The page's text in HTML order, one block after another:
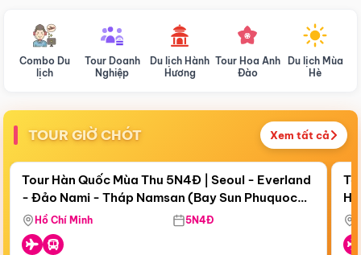
Combo Du
lịch
Tour Doanh
Nghiệp
Du lịch Hành
Hương
Tour Hoa Anh
Đào
Du lịch Mùa
Hè
TOUR GIỜ CHÓT Xem tất cả
Còn18 ngày 13:19:04
Bay Sun Phuquoc Airways
Điểm nổi bật
Tour Hàn Quốc Mùa Thu 5N4Đ | Seoul - Everland
- Đảo Nami - Tháp Namsan (Bay Sun Phuquoc
Airways)
Hồ Chí Minh 5N4Đ